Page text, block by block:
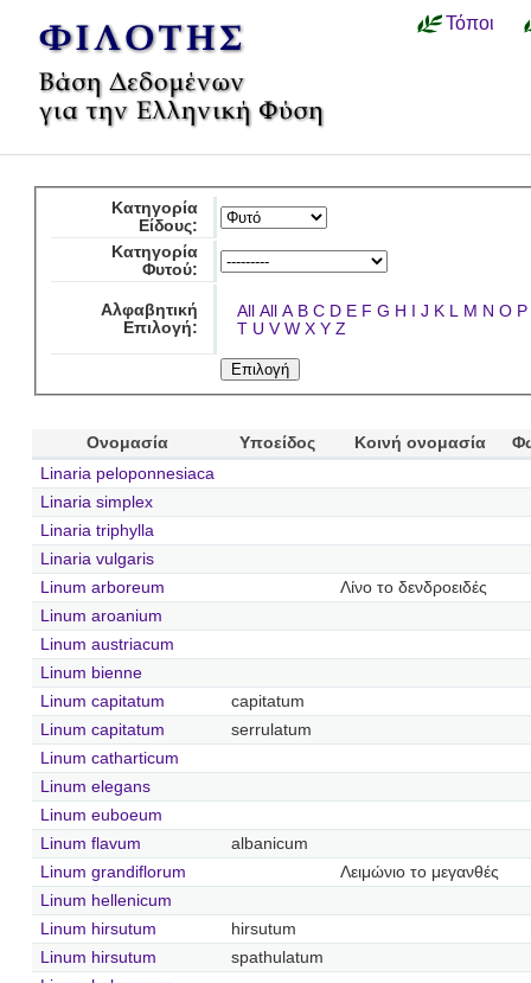
Τόποι
Κατηγορία
Είδους:
Κατηγορία
Φυτού:
Αλφαβητική
Επιλογή:
All All A B C D E F G H I J K L M N O P
T U V W X Y Z
Ονομασία Υποείδος Κοινή ονομασία
Linaria peloponnesiaca
Linaria simplex
Linaria triphylla
Linaria vulgaris
Linum arboreum
Λίνο το δενδροειδές
Linum aroanium
Linum austriacum
Linum bienne
Linum capitatum
capitatum
Linum capitatum
serrulatum
Linum catharticum
Linum elegans
Linum euboeum
Linum flavum
albanicum
Linum grandiflorum
Λειμώνιο το μεγανθές
Linum hellenicum
Linum hirsutum
hirsutum
Linum hirsutum
spathulatum